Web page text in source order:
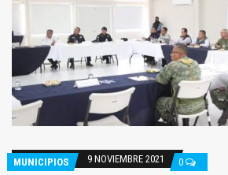
MUNICIPIOS 9 NOVIEMBRE 2021 0